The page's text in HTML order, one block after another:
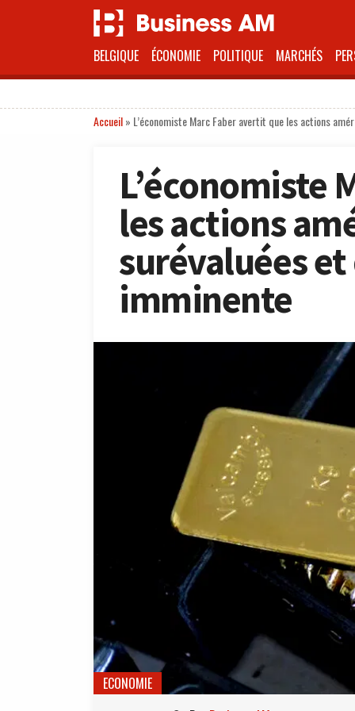
BELGIQUE ÉCONOMIE POLITIQUE MARCHÉS
Accueil» L’économiste Marc Faber avertit que les actions
L’économiste
les actions
surévaluées et
imminente
ECONOMIE